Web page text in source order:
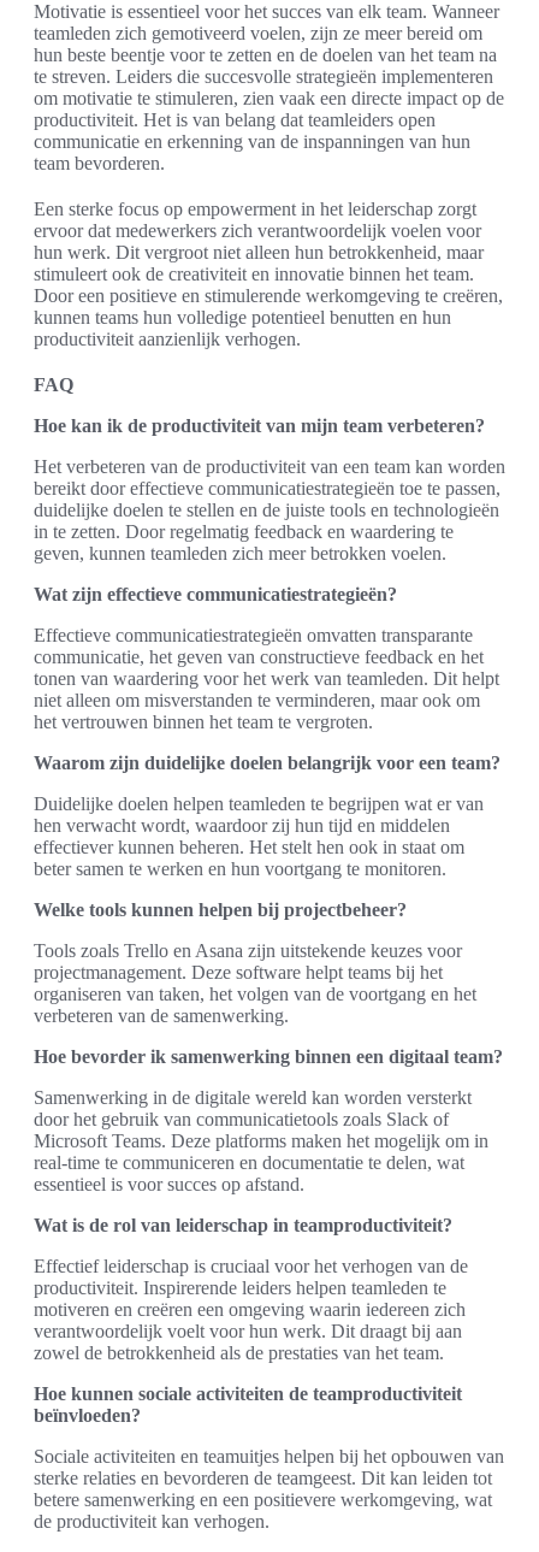
Motivatie is essentieel voor het succes van elk team. Wanneer
teamleden zich gemotiveerd voelen, zijn ze meer bereid om
hun beste beentje voor te zetten en de doelen van het team na
te streven. Leiders die succesvolle strategieën implementeren
om motivatie te stimuleren, zien vaak een directe impact op de
productiviteit. Het is van belang dat teamleiders open
communicatie en erkenning van de inspanningen van hun
team bevorderen.
Een sterke focus op empowerment in het leiderschap zorgt
ervoor dat medewerkers zich verantwoordelijk voelen voor
hun werk. Dit vergroot niet alleen hun betrokkenheid, maar
stimuleert ook de creativiteit en innovatie binnen het team.
Door een positieve en stimulerende werkomgeving te creëren,
kunnen teams hun volledige potentieel benutten en hun
productiviteit aanzienlijk verhogen.
FAQ
Hoe kan ik de productiviteit van mijn team verbeteren?
Het verbeteren van de productiviteit van een team kan worden
bereikt door effectieve communicatiestrategieën toe te passen,
duidelijke doelen te stellen en de juiste tools en technologieën
in te zetten. Door regelmatig feedback en waardering te
geven, kunnen teamleden zich meer betrokken voelen.
Wat zijn effectieve communicatiestrategieën?
Effectieve communicatiestrategieën omvatten transparante
communicatie, het geven van constructieve feedback en het
tonen van waardering voor het werk van teamleden. Dit helpt
niet alleen om misverstanden te verminderen, maar ook om
het vertrouwen binnen het team te vergroten.
Waarom zijn duidelijke doelen belangrijk voor een team?
Duidelijke doelen helpen teamleden te begrijpen wat er van
hen verwacht wordt, waardoor zij hun tijd en middelen
effectiever kunnen beheren. Het stelt hen ook in staat om
beter samen te werken en hun voortgang te monitoren.
Welke tools kunnen helpen bij projectbeheer?
Tools zoals Trello en Asana zijn uitstekende keuzes voor
projectmanagement. Deze software helpt teams bij het
organiseren van taken, het volgen van de voortgang en het
verbeteren van de samenwerking.
Hoe bevorder ik samenwerking binnen een digitaal team?
Samenwerking in de digitale wereld kan worden versterkt
door het gebruik van communicatietools zoals Slack of
Microsoft Teams. Deze platforms maken het mogelijk om in
real-time te communiceren en documentatie te delen, wat
essentieel is voor succes op afstand.
Wat is de rol van leiderschap in teamproductiviteit?
Effectief leiderschap is cruciaal voor het verhogen van de
productiviteit. Inspirerende leiders helpen teamleden te
motiveren en creëren een omgeving waarin iedereen zich
verantwoordelijk voelt voor hun werk. Dit draagt bij aan
zowel de betrokkenheid als de prestaties van het team.
Hoe kunnen sociale activiteiten de teamproductiviteit
beïnvloeden?
Sociale activiteiten en teamuitjes helpen bij het opbouwen van
sterke relaties en bevorderen de teamgeest. Dit kan leiden tot
betere samenwerking en een positievere werkomgeving, wat
de productiviteit kan verhogen.